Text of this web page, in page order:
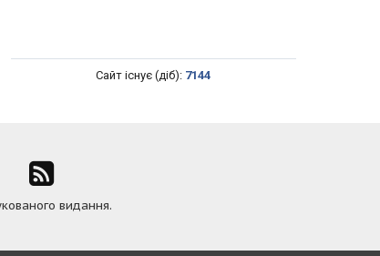
Сайт існує (діб): 7144
видання.